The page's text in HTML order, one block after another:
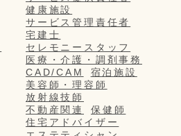
健康施設
サービス管理責任者
宅建士
セレモニースタッフ
医療・介護・調剤事務
CAD/CAM
宿泊施設
美容師・理容師
放射線技師
不動産関連
保健師
住宅アドバイザー